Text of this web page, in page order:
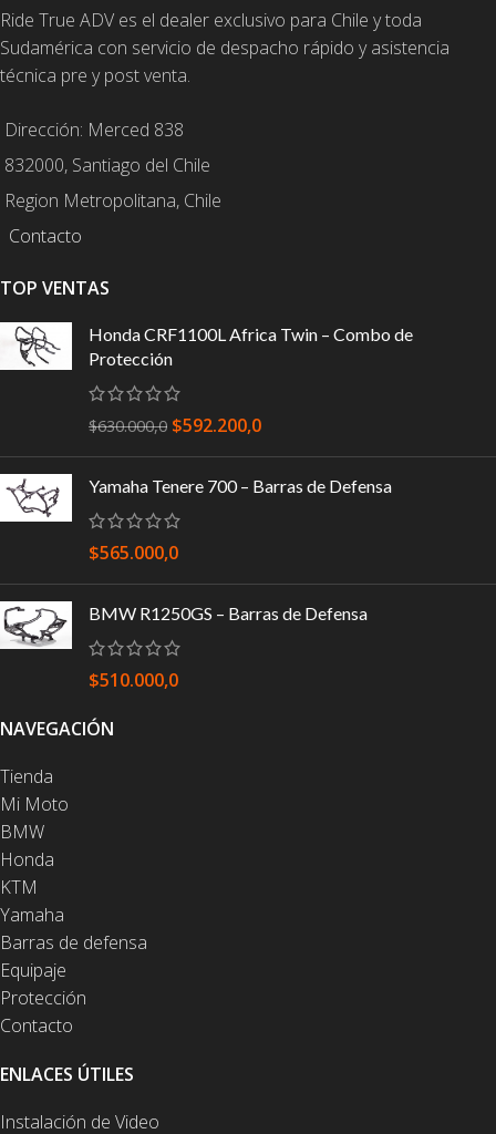
Ride True ADV es el dealer exclusivo para Chile y toda
Sudamérica con servicio de despacho rápido y asistencia
técnica pre y post venta.
Dirección: Merced 838
832000, Santiago del Chile
Region Metropolitana, Chile
Contacto
TOP VENTAS
Honda CRF1100L Africa Twin – Combo de
Protección
$630.000,0 $592.200,0
Yamaha Tenere 700 – Barras de Defensa
$565.000,0
BMW R1250GS – Barras de Defensa
$510.000,0
NAVEGACIÓN
Tienda
Mi Moto
BMW
Honda
KTM
Yamaha
Barras de defensa
Equipaje
Protección
Contacto
ENLACES ÚTILES
Instalación de Video